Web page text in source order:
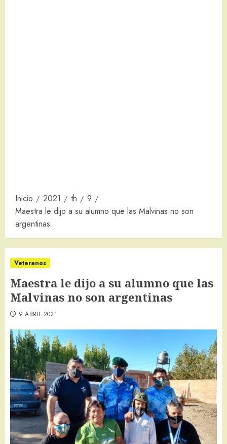
Inicio 2021 th
9
Maestra le dijo a su alumno que las Malvinas no son
argentinas
Veteranos
Maestra le dijo a su alumno que las
Malvinas no son argentinas
9 ABRIL 2021